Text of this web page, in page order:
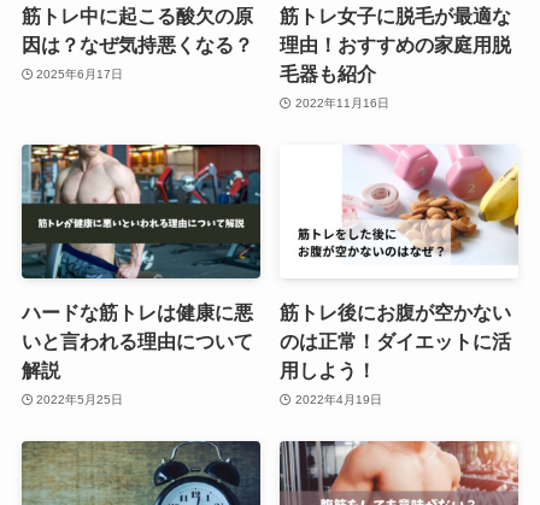
筋トレ中に起こる酸欠の原
因は？なぜ気持悪くなる？
2025年6月17日
筋トレ女子に脱毛が最適な
理由！おすすめの家庭用脱
毛器も紹介
2022年11月16日
ハードな筋トレは健康に悪
いと言われる理由について
解説
2022年5月25日
筋トレ後にお腹が空かない
のは正常！ダイエットに活
用しよう！
2022年4月19日